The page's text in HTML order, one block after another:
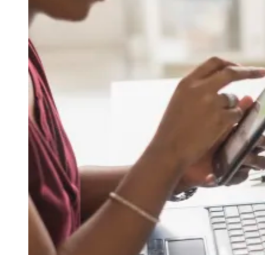
Para Sua Empresa
Anuncie Regional
Guia de Empresas
Vagas na Região
Hub de Negócios
Guia Comercial
Selo Verificado
Portal Educacional
Agenda de Vestibulares
Vagas de Emprego
Concursos
Panorama Econômico
Panorama Econômico
Para Sua Empresa
Anuncie no Portal
Verificar Empresa
Anunciar Vagas
Publicidade Legal